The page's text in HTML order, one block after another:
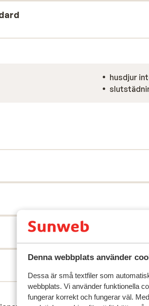
Denna webbplats använder
Dessa är små textfiler som
webbplats. Vi använder funktionella
fungerar korrekt och fungerar väl.
husdjur